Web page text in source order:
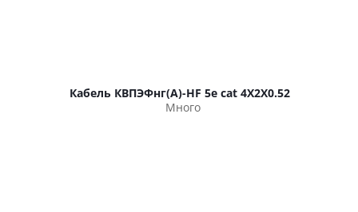
Кабель КВПЭФнг(А)-HF 5е cat 4Х2Х0.52
Много